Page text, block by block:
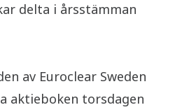
delta i årsstämman
av Euroclear Sweden
aktieboken torsdagen